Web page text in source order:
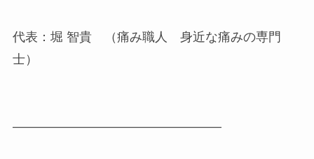
代表：堀 智貴 （痛み職人 身近な痛みの専門
士）
————————————————–